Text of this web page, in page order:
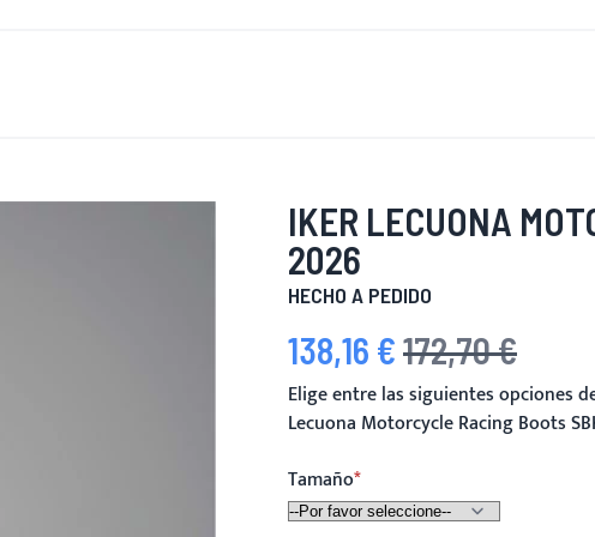
IKER LECUONA
2026
HECHO A PEDIDO
Precio especial
138,16 € Precio habitual
172,70 €
Elige entre las siguientes opciones
Lecuona Motorcycle Racing Boots
Tamaño